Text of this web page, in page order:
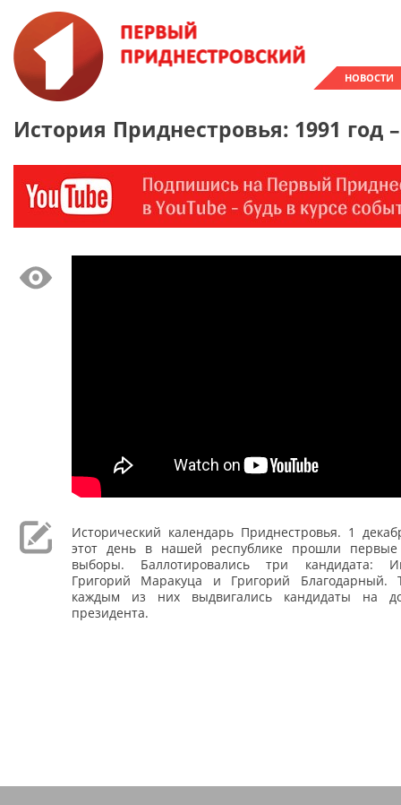
НОВОСТИ
История Приднестровья: 1991
Исторический календарь Приднестровья. 1
этот день в нашей республике прошли первые
выборы. Баллотировались три кандидата:
Григорий Маракуца и Григорий Благодарный.
каждым из них выдвигались кандидаты на
президента.